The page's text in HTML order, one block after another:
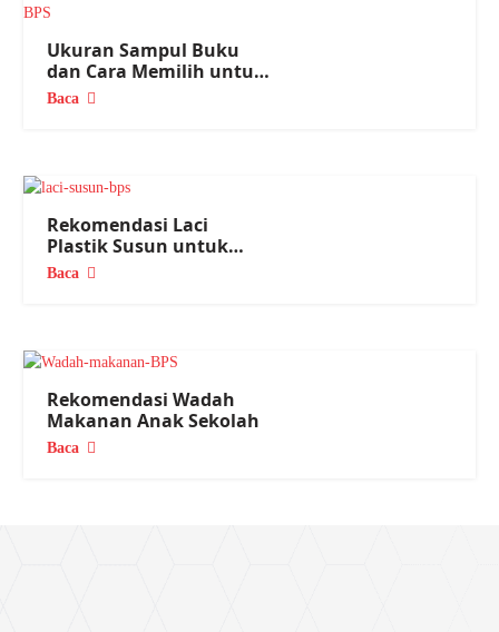
Ukuran Sampul Buku
dan Cara Memilih untuk
Tahun Ajaran Baru
Baca
Rekomendasi Laci
Plastik Susun untuk
Meja Kerja dan Rumah
Baca
Rekomendasi Wadah
Makanan Anak Sekolah
Baca